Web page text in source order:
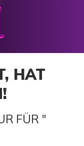
HAT
FÜR "